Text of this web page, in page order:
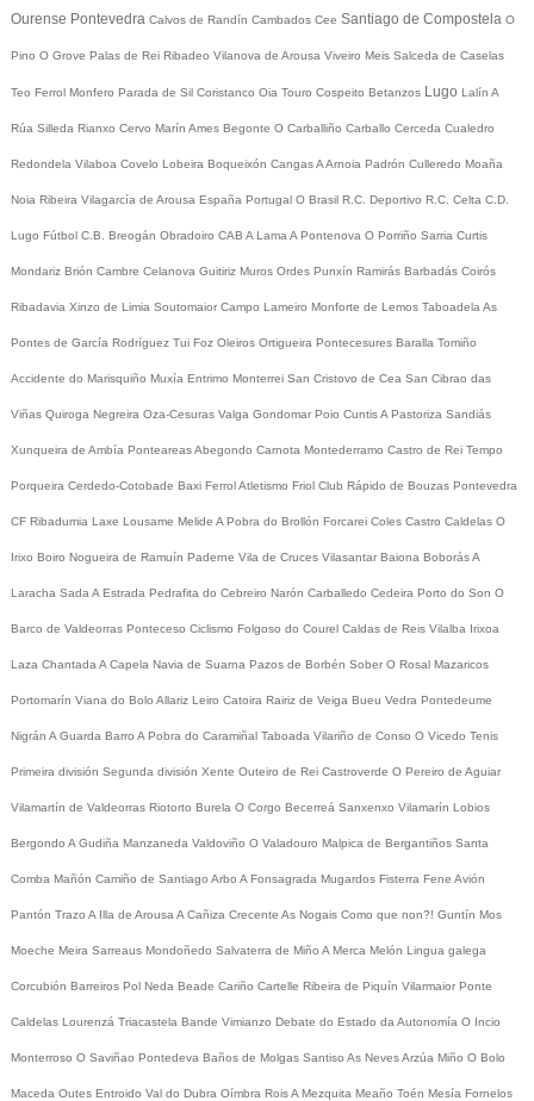
Ourense Pontevedra Calvos de Randín Cambados Cee Santiago de Compostela O
Pino O Grove Palas de Rei Ribadeo Vilanova de Arousa Viveiro Meis Salceda de Caselas
Teo Ferrol Monfero Parada de Sil Coristanco Oia Touro Cospeito Betanzos Lugo Lalín A
Rúa Silleda Rianxo Cervo Marín Ames Begonte O Carballiño Carballo Cerceda Cualedro
Redondela Vilaboa Covelo Lobeira Boqueixón CangasA Arnoia Padrón Culleredo Moaña
Noia Ribeira Vilagarcía de Arousa España Portugal O Brasil R.C. Deportivo R.C. Celta C.D.
Lugo Fútbol C.B. Breogán Obradoiro CAB A Lama A Pontenova O Porriño Sarria Curtis
Mondariz Brión Cambre Celanova Guitiriz Muros Ordes Punxín Ramirás Barbadás Coirós
Ribadavia Xinzo de Limia Soutomaior Campo Lameiro Monforte de Lemos Taboadela As
Pontes de García Rodríguez Tui Foz Oleiros Ortigueira Pontecesures Baralla Tomiño
Accidente do Marisquiño Muxía Entrimo Monterrei San Cristovo de Cea San Cibrao das
Viñas Quiroga Negreira Oza-Cesuras Valga Gondomar Poio CuntisA Pastoriza Sandiás
Xunqueira de Ambía PonteareasAbegondo Carnota Montederramo Castro de Rei Tempo
Porqueira Cerdedo-Cotobade Baxi FerrolAtletismo Friol Club Rápido de Bouzas Pontevedra
CF Ribadumia Laxe Lousame Melide A Pobra do Brollón Forcarei Coles Castro Caldelas O
Irixo Boiro Nogueira de Ramuín Paderne Vila de Cruces Vilasantar Baiona BoborásA
Laracha Sada A Estrada Pedrafita do Cebreiro Narón Carballedo Cedeira Porto do Son O
Barco de Valdeorras Ponteceso Ciclismo Folgoso do Courel Caldas de Reis Vilalba Irixoa
Laza Chantada A Capela Navia de Suarna Pazos de Borbén Sober O Rosal Mazaricos
Portomarín Viana do Bolo Allariz Leiro Catoira Rairiz de Veiga Bueu Vedra Pontedeume
Nigrán A Guarda Barro A Pobra do Caramiñal Taboada Vilariño de Conso O Vicedo Tenis
Primeira división Segunda división Xente Outeiro de Rei Castroverde O Pereiro de Aguiar
Vilamartín de Valdeorras Riotorto Burela O Corgo Becerreá Sanxenxo Vilamarín Lobios
Bergondo A Gudiña Manzaneda Valdoviño O Valadouro Malpica de Bergantiños Santa
Comba Mañón Camiño de Santiago Arbo A Fonsagrada Mugardos Fisterra Fene Avión
Pantón Trazo A Illa de Arousa A Cañiza Crecente As Nogais Como que non?! Guntín Mos
Moeche Meira Sarreaus Mondoñedo Salvaterra de Miño A Merca Melón Lingua galega
Corcubión Barreiros Pol Neda Beade Cariño Cartelle Ribeira de Piquín Vilarmaior Ponte
Caldelas Lourenzá Triacastela Bande Vimianzo Debate do Estado da Autonomía O Incio
Monterroso O Saviñao Pontedeva Baños de Molgas Santiso As NevesArzúa Miño O Bolo
Maceda Outes Entroido Val do Dubra Oímbra RoisA Mezquita Meaño Toén Mesía Fornelos